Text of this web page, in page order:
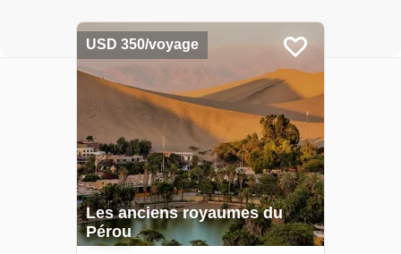
USD 350/voyage
Les anciens royaumes du
Pérou